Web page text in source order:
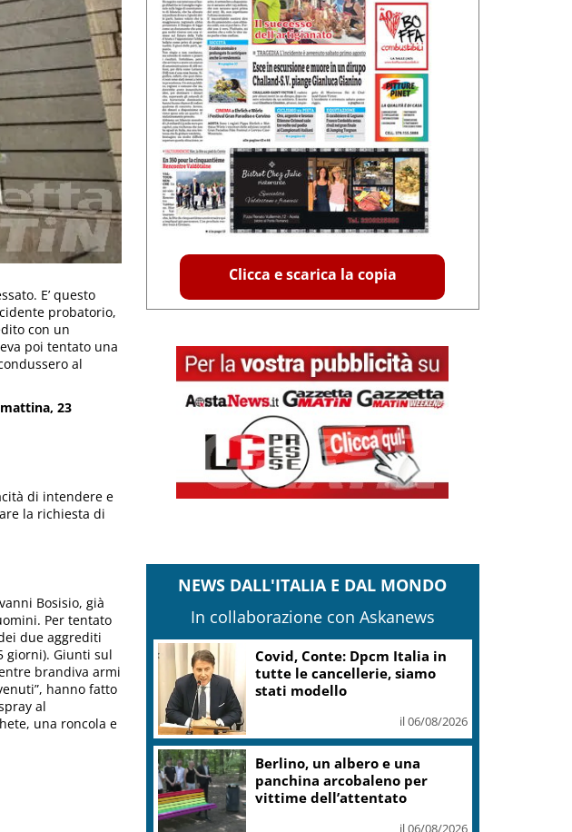
E’ questo
probatorio,
con un
poi tentato una
al
23
di intendere e
la richiesta di
Bosisio, già
Per tentato
due aggrediti
giorni). Giunti sul
brandiva armi
hanno fatto
al
una roncola e
Clicca e scarica la copia
NEWS DALL'ITALIA E DAL MONDO
In collaborazione con Askanews
Twiga Porto Cervo ospita
E11EVEN con Diplo
Covid, Conte: irresponsabile
escludere Regioni da
perimetro indagine
il 06/08/2026